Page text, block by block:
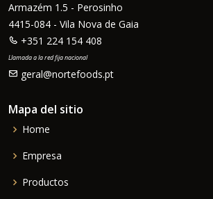
Armazém 1.5 - Perosinho
4415-084 - Vila Nova de Gaia
+351 224 154 408
Llamada a la red fija nacional
geral@nortefoods.pt
Mapa del sitio
Home
Empresa
Productos